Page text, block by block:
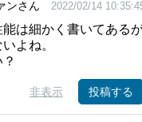
ンさん 2022/02/14
は細かく書いてある
よね。
非表示 投稿する